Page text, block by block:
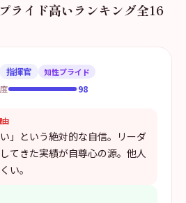
イド高いランキング全16
指揮官
知性プライド
98
由
」という絶対的な自信。リーダ
てきた実績が自尊心の源。他人
い。